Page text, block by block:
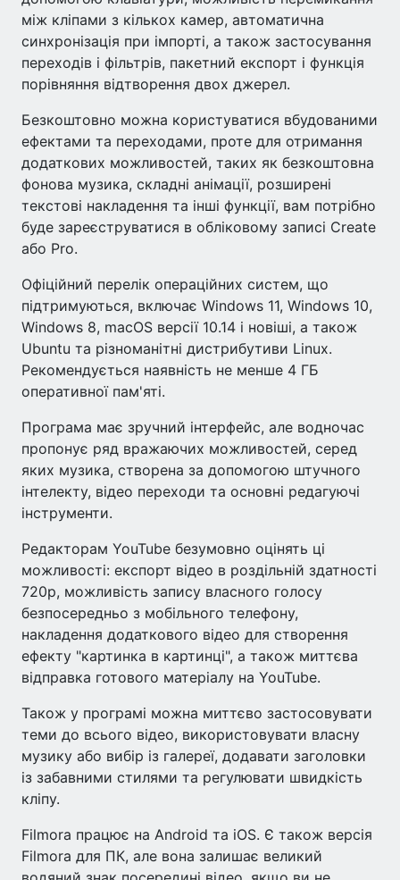
між кліпами з кількох камер, автоматична
синхронізація при імпорті, а також застосування
переходів і фільтрів, пакетний експорт і функція
порівняння відтворення двох джерел.
Безкоштовно можна користуватися вбудованими
ефектами та переходами, проте для отримання
додаткових можливостей, таких як безкоштовна
фонова музика, складні анімації, розширені
текстові накладення та інші функції, вам потрібно
буде зареєструватися в обліковому записі Create
або Pro.
Офіційний перелік операційних систем, що
підтримуються, включає Windows 11, Windows 10,
Windows 8, macOS версії 10.14 і новіші, а також
Ubuntu та різноманітні дистрибутиви Linux.
Рекомендується наявність не менше 4 ГБ
оперативної пам'яті.
Програма має зручний інтерфейс, але водночас
пропонує ряд вражаючих можливостей, серед
яких музика, створена за допомогою штучного
інтелекту, відео переходи та основні редагуючі
інструменти.
Редакторам YouTube безумовно оцінять ці
можливості: експорт відео в роздільній здатності
720p, можливість запису власного голосу
безпосередньо з мобільного телефону,
накладення додаткового відео для створення
ефекту "картинка в картинці", а також миттєва
відправка готового матеріалу на YouTube.
Також у програмі можна миттєво застосовувати
теми до всього відео, використовувати власну
музику або вибір із галереї, додавати заголовки
із забавними стилями та регулювати швидкість
кліпу.
Filmora працює на Android та iOS. Є також версія
Filmora для ПК, але вона залишає великий